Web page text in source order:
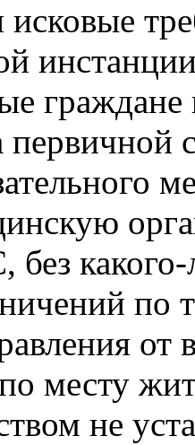
исковые
по
от
месту
не